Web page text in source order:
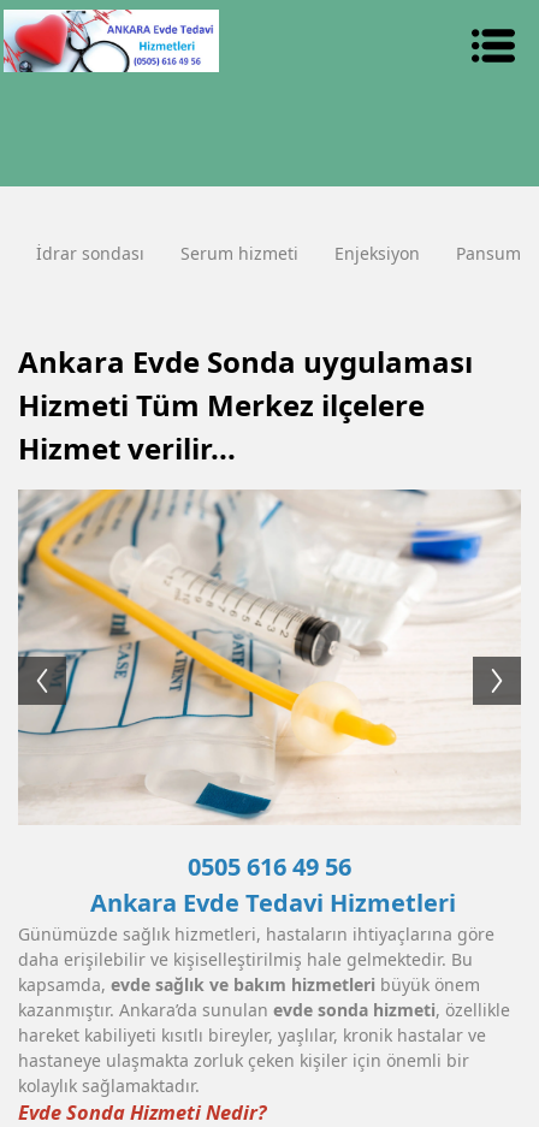
İdrar sondası Serum hizmeti Enjeksiyon
Ankara Evde Sonda uygulaması
Hizmeti Tüm Merkez ilçelere
Hizmet verilir...
0505 616 49 56
Ankara Evde Tedavi Hizmetleri
Günümüzde sağlık hizmetleri, hastaların ihtiyaçlarına göre
daha erişilebilir ve kişiselleştirilmiş hale gelmektedir. Bu
kapsamda, evde sağlık ve bakım hizmetleri büyük önem
kazanmıştır. Ankara’da sunulan evde sonda hizmeti, özellikle
hareket kabiliyeti kısıtlı bireyler, yaşlılar, kronik hastalar ve
hastaneye ulaşmakta zorluk çeken kişiler için önemli bir
kolaylık sağlamaktadır.
Evde Sonda Hizmeti Nedir?